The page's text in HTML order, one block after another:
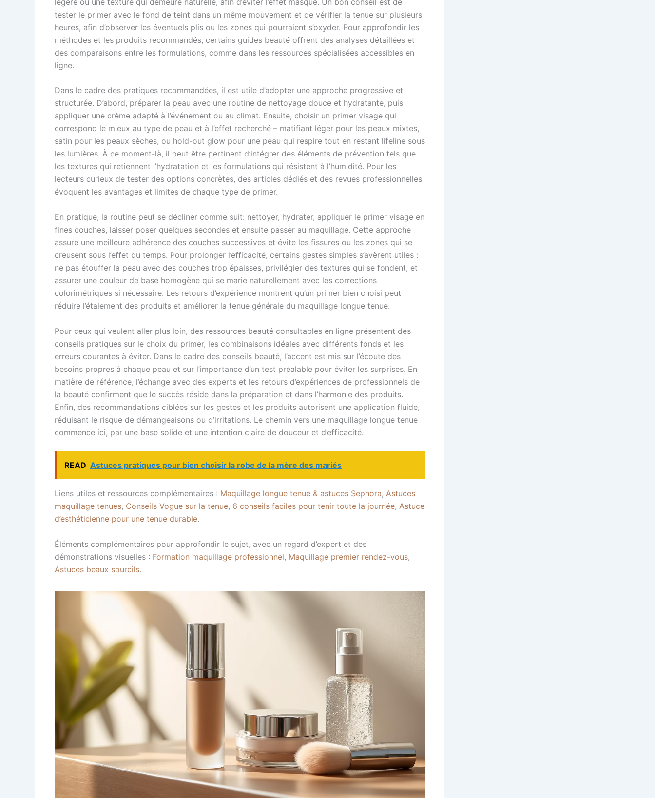
tester le primer avec le fond de teint dans un même mouvement et de vérifier la tenue sur plusieurs
heures, afin d’observer les éventuels plis ou les zones qui pourraient s’oxyder. Pour approfondir les
méthodes et les produits recommandés, certains guides beauté offrent des analyses détaillées et
des comparaisons entre les formulations, comme dans les ressources spécialisées accessibles en
ligne.
Dans le cadre des pratiques recommandées, il est utile d’adopter une approche progressive et
structurée. D’abord, préparer la peau avec une routine de nettoyage douce et hydratante, puis
appliquer une crème adapté à l’événement ou au climat. Ensuite, choisir un primer visage qui
correspond le mieux au type de peau et à l’effet recherché – matifiant léger pour les peaux mixtes,
satin pour les peaux sèches, ou hold-out glow pour une peau qui respire tout en restant lifeline sous
les lumières. À ce moment-là, il peut être pertinent d’intégrer des éléments de prévention tels que
les textures qui retiennent l’hydratation et les formulations qui résistent à l’humidité. Pour les
lecteurs curieux de tester des options concrètes, des articles dédiés et des revues professionnelles
évoquent les avantages et limites de chaque type de primer.
En pratique, la routine peut se décliner comme suit: nettoyer, hydrater, appliquer le primer visage en
fines couches, laisser poser quelques secondes et ensuite passer au maquillage. Cette approche
assure une meilleure adhérence des couches successives et évite les fissures ou les zones qui se
creusent sous l’effet du temps. Pour prolonger l’efficacité, certains gestes simples s’avèrent utiles :
ne pas étouffer la peau avec des couches trop épaisses, privilégier des textures qui se fondent, et
assurer une couleur de base homogène qui se marie naturellement avec les corrections
colorimétriques si nécessaire. Les retours d’expérience montrent qu’un primer bien choisi peut
réduire l’étalement des produits et améliorer la tenue générale du maquillage longue tenue.
Pour ceux qui veulent aller plus loin, des ressources beauté consultables en ligne présentent des
conseils pratiques sur le choix du primer, les combinaisons idéales avec différents fonds et les
erreurs courantes à éviter. Dans le cadre des conseils beauté, l’accent est mis sur l’écoute des
besoins propres à chaque peau et sur l’importance d’un test préalable pour éviter les surprises. En
matière de référence, l’échange avec des experts et les retours d’expériences de professionnels de
la beauté confirment que le succès réside dans la préparation et dans l’harmonie des produits.
Enfin, des recommandations ciblées sur les gestes et les produits autorisent une application fluide,
réduisant le risque de démangeaisons ou d’irritations. Le chemin vers une maquillage longue tenue
commence ici, par une base solide et une intention claire de douceur et d’efficacité.
READ Astuces pratiques pour bien choisir la robe de la mère des mariés
Liens utiles et ressources complémentaires : Maquillage longue tenue & astuces Sephora, Astuces
maquillage tenues, Conseils Vogue sur la tenue, 6 conseils faciles pour tenir toute la journée, Astuce
d’esthéticienne pour une tenue durable.
Éléments complémentaires pour approfondir le sujet, avec un regard d’expert et des
démonstrations visuelles : Formation maquillage professionnel, Maquillage premier rendez-vous,
Astuces beaux sourcils.